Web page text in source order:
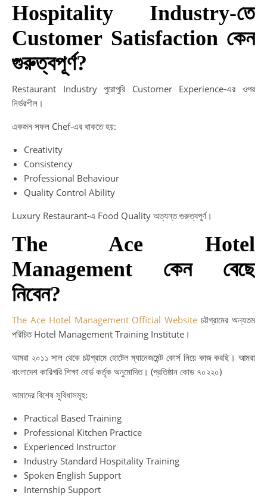
Hospitality Industry-তে
Customer Satisfaction কেন
গুরুত্বপূর্ণ?
Restaurant Industry পুরোপুরি Customer Experience-এর ওপর
নির্ভরশীল।
একজন সফল Chef-এর থাকতে হয়:
Creativity
Consistency
Professional Behaviour
Quality Control Ability
Luxury Restaurant-এ Food Quality অত্যন্ত গুরুত্বপূর্ণ।
The Ace Hotel
Management কেন বেছে
নিবেন?
The Ace Hotel Management Official Website চট্টগ্রামের অন্যতম
পরিচিত Hotel Management Training Institute।
আমরা ২০১১ সাল থেকে চট্টগ্রামে হোটেল ম্যানেজমেন্ট কোর্স নিয়ে কাজ করছি। আমরা
বাংলাদেশ কারিগরি শিক্ষা বোর্ড কর্তৃক অনুমোদিত। (প্রতিষ্ঠান কোড ৭০২২০)
আমাদের বিশেষ সুবিধাসমূহ:
Practical Based Training
Professional Kitchen Practice
Experienced Instructor
Industry Standard Hospitality Training
Spoken English Support
Internship Support